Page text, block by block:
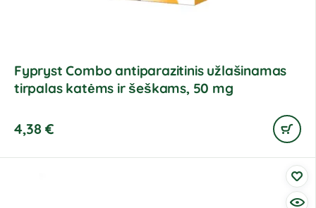
Fypryst Combo antiparazitinis užlašinamas
tirpalas katėms ir šeškams, 50 mg
4,38 €